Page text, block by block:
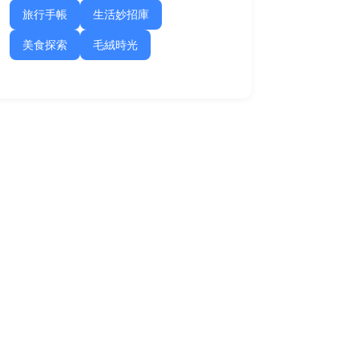
旅行手帳 生活妙招庫
美食探索 毛絨時光